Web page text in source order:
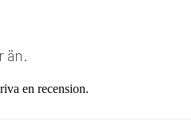
än.
en recension.